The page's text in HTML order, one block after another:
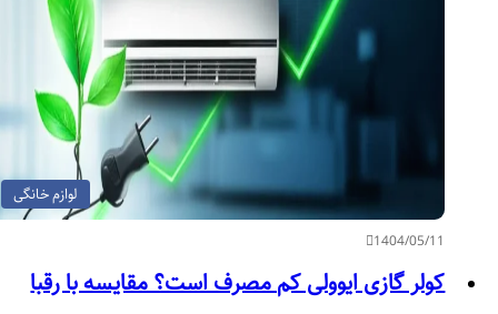
لوازم خانگی
1404/05/11
کولر گازی ایوولی کم مصرف است؟ مقایسه با رقبا